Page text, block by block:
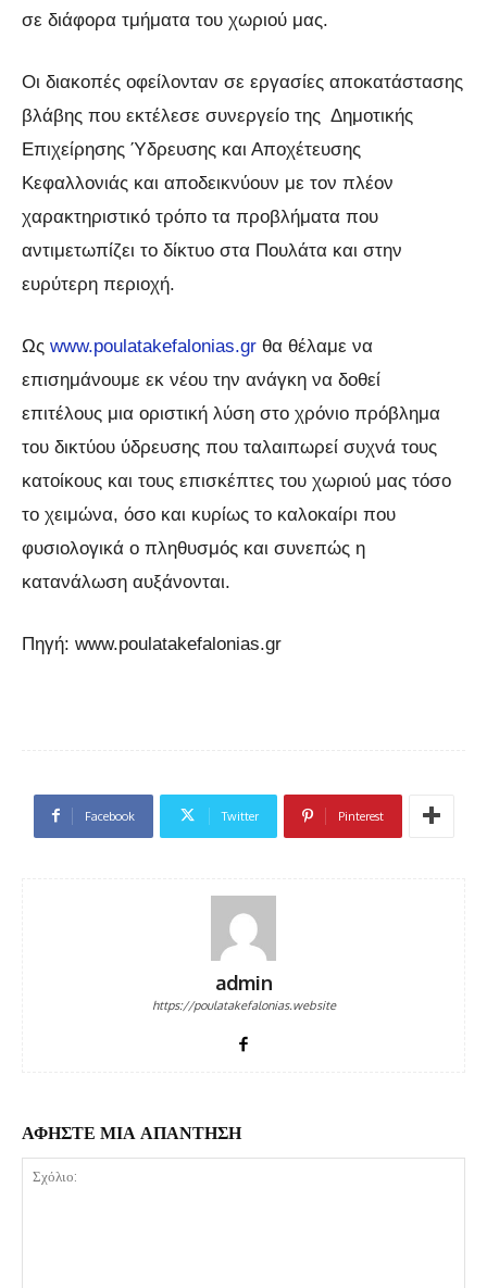
σε διάφορα τμήματα του χωριού μας.
Οι διακοπές οφείλονταν σε εργασίες αποκατάστασης
βλάβης που εκτέλεσε συνεργείο της Δημοτικής
Επιχείρησης Ύδρευσης και Αποχέτευσης
Κεφαλλονιάς και αποδεικνύουν με τον πλέον
χαρακτηριστικό τρόπο τα προβλήματα που
αντιμετωπίζει το δίκτυο στα Πουλάτα και στην
ευρύτερη περιοχή.
Ως www.poulatakefalonias.gr θα θέλαμε να
επισημάνουμε εκ νέου την ανάγκη να δοθεί
επιτέλους μια οριστική λύση στο χρόνιο πρόβλημα
του δικτύου ύδρευσης που ταλαιπωρεί συχνά τους
κατοίκους και τους επισκέπτες του χωριού μας τόσο
το χειμώνα, όσο και κυρίως το καλοκαίρι που
φυσιολογικά ο πληθυσμός και συνεπώς η
κατανάλωση αυξάνονται.
Πηγή: www.poulatakefalonias.gr
Facebook Twitter Pinterest
admin
https://poulatakefalonias.website
ΑΦΗΣΤΕ ΜΙΑ ΑΠΑΝΤΗΣΗ